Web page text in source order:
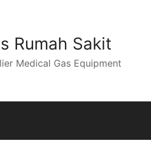
Rumah Sakit
Medical Gas Equipment